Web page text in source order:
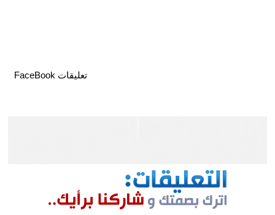
تعليقات FaceBook